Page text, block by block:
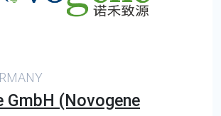
GmbH (Novogene